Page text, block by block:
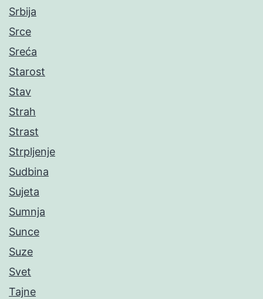
Srbija
Srce
Sreća
Starost
Stav
Strah
Strast
Strpljenje
Sudbina
Sujeta
Sumnja
Sunce
Suze
Svet
Tajne